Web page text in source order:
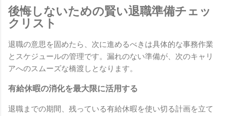
後悔しないための賢い退職準備チェッ
クリスト
退職の意思を固めたら、次に進めるべきは具体的な事務作業
とスケジュールの管理です。漏れのない準備が、次のキャリ
アへのスムーズな橋渡しとなります。
有給休暇の消化を最大限に活用する
退職までの期間、残っている有給休暇を使い切る計画を立て